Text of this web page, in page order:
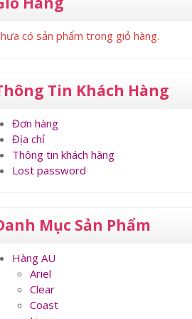
có sản phẩm trong giỏ hàng.
Tin Khách Hàng
Đơn hàng
Địa chỉ
Thông tin khách hàng
Lost password
Mục Sản Phẩm
Hàng AU
Ariel
Clear
Coast